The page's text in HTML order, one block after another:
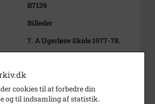
B7139
Billeder
7. A Ugerløse Skole 1977-78.
1977 - 1978
cookies til at forbedre din
og til indsamling af statistik.